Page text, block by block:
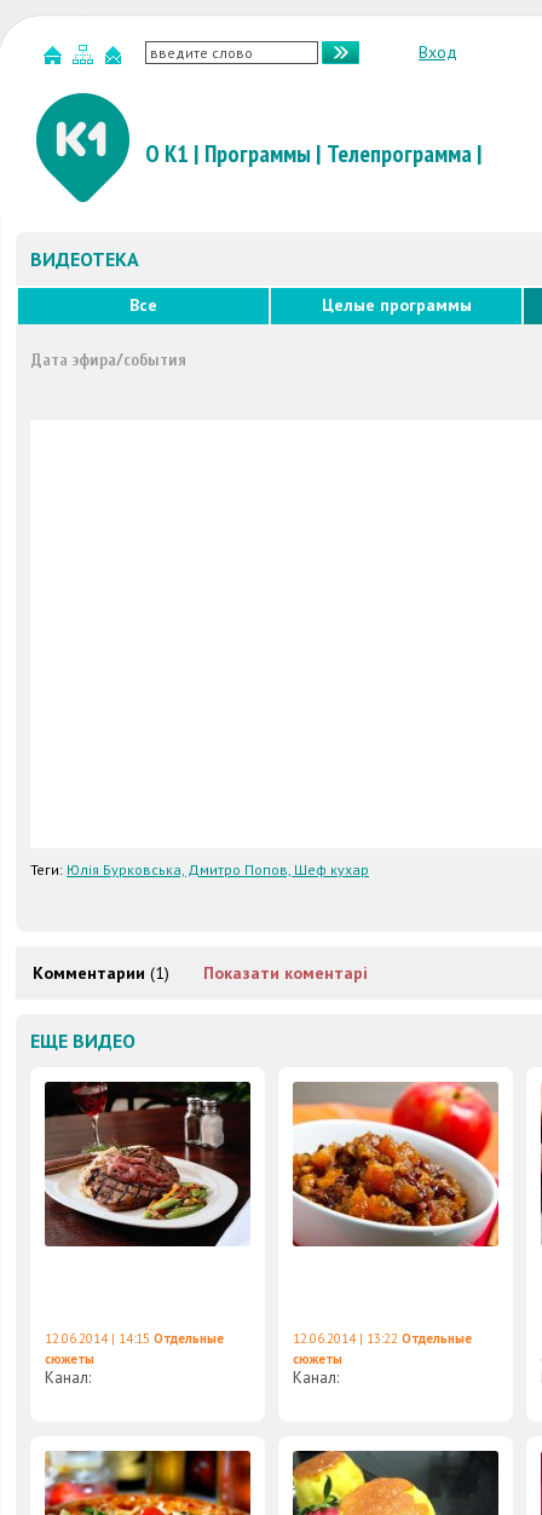
Вход
О К1 | Программы | Телепрограмма|
ВИДЕОТЕКА
Все Целые программы
Дата эфира/события
Теги: Юлія Бурковська, Дмитро Попов, Шеф кухар
Комментарии (1) Показати коментарі
ЕЩЕ ВИДЕО
12.06.2014 | 14:15 Отдельные
сюжеты
Канал:
12.06.2014 | 13:22 Отдельные
сюжеты
Канал: